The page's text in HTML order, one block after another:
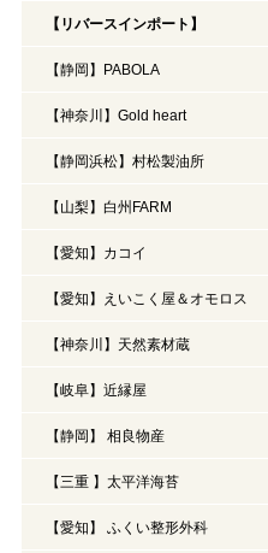
【リバースインポート】
【静岡】PABOLA
【神奈川】Gold heart
【静岡浜松】村松製油所
【山梨】白州FARM
【愛知】カコイ
【愛知】えいこく屋＆オモロス
【神奈川】天然素材蔵
【岐阜】近縁屋
【静岡】 相良物産
【三重 】太平洋海苔
【愛知】 ふくい整形外科